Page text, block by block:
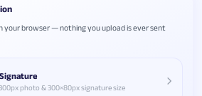
browser — nothing you upload is ever sent
photo & 300×80px signature size